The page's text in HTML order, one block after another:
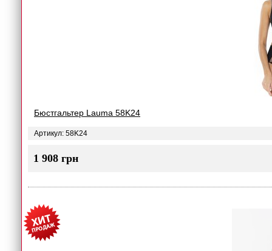
Бюстгальтер Lauma 58K24
Артикул: 58K24
1 908 грн